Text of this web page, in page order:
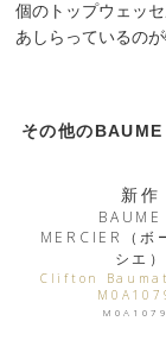
個のトップウェッ
あしらっているのが
その他の
新作
BAUME
MERCIER（ボ
シエ）
Clifton